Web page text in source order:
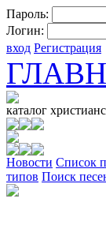
Пароль:
Логин:
вход Регистрация
каталог
Новости Cписок
типов Поиск